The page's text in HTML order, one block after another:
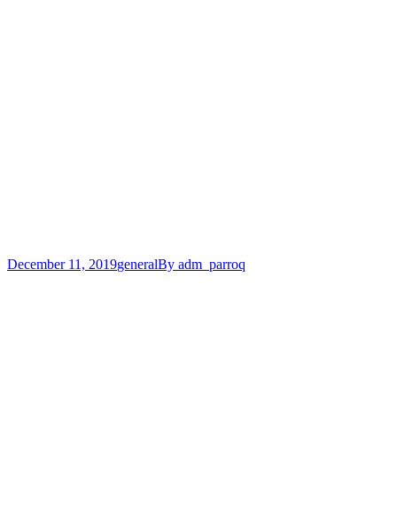
December 11, 2019generalBy adm_parroq